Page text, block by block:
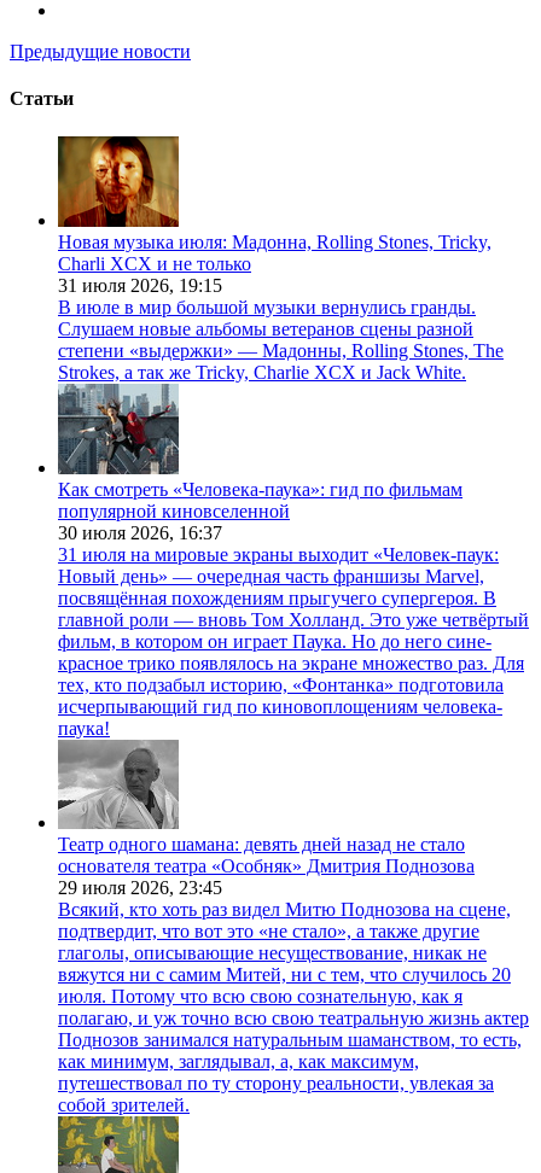
Предыдущие новости
Статьи
Новая музыка июля: Мадонна, Rolling Stones, Tricky,
Charli XCX и не только
31 июля 2026, 19:15
В июле в мир большой музыки вернулись гранды.
Слушаем новые альбомы ветеранов сцены разной
степени «выдержки» — Мадонны, Rolling Stones, The
Strokes, а так же Tricky, Charlie XCX и Jack White.
Как смотреть «Человека-паука»: гид по фильмам
популярной киновселенной
30 июля 2026, 16:37
31 июля на мировые экраны выходит «Человек-паук:
Новый день» — очередная часть франшизы Marvel,
посвящённая похождениям прыгучего супергероя. В
главной роли — вновь Том Холланд. Это уже четвёртый
фильм, в котором он играет Паука. Но до него сине-
красное трико появлялось на экране множество раз. Для
тех, кто подзабыл историю, «Фонтанка» подготовила
исчерпывающий гид по киновоплощениям человека-
паука!
Театр одного шамана: девять дней назад не стало
основателя театра «Особняк» Дмитрия Поднозова
29 июля 2026, 23:45
Всякий, кто хоть раз видел Митю Поднозова на сцене,
подтвердит, что вот это «не стало», а также другие
глаголы, описывающие несуществование, никак не
вяжутся ни с самим Митей, ни с тем, что случилось 20
июля. Потому что всю свою сознательную, как я
полагаю, и уж точно всю свою театральную жизнь актер
Поднозов занимался натуральным шаманством, то есть,
как минимум, заглядывал, а, как максимум,
путешествовал по ту сторону реальности, увлекая за
собой зрителей.